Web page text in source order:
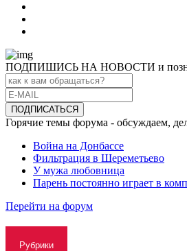
ПОДПИШИСЬ НА НОВОСТИ и
Горячие темы форума - обсуждаем,
Война на Донбассе
Фильтрация в Шереметьево
У мужа любовница
Парень постоянно играет в
Перейти на форум
Рубрики